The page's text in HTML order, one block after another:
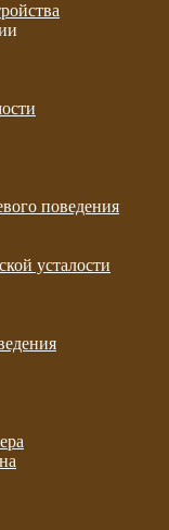
поведения
усталости